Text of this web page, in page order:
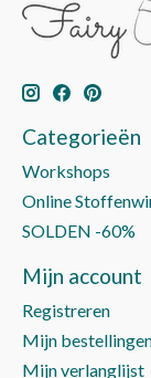
Categorieën
Workshops
Online
SOLDEN -60%
Mijn account
Registreren
Mijn
Mijn verlanglijst